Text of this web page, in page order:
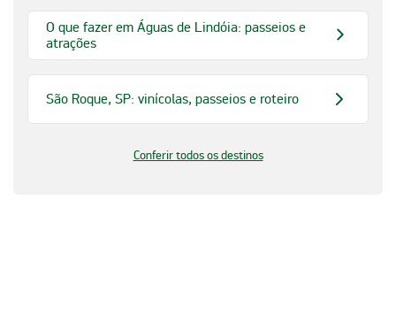
O que fazer em Águas de Lindóia: passeios e
atrações
São Roque, SP: vinícolas, passeios e roteiro
Conferir todos os destinos